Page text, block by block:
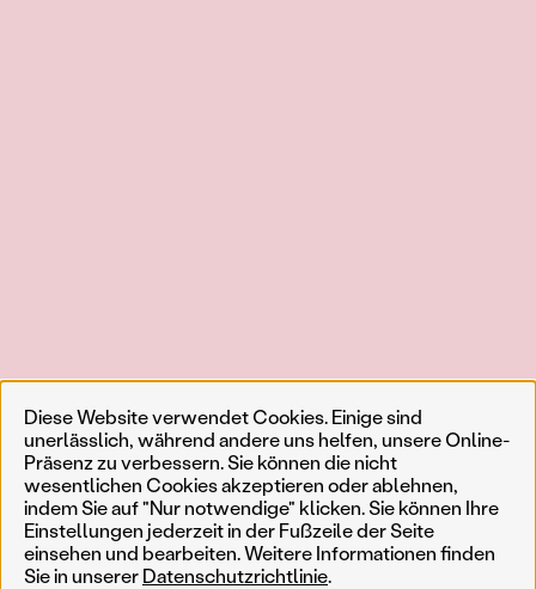
Diese Website verwendet Cookies. Einige sind
unerlässlich, während andere uns helfen, unsere Online-
Präsenz zu verbessern. Sie können die nicht
wesentlichen Cookies akzeptieren oder ablehnen,
indem Sie auf "Nur notwendige" klicken. Sie können Ihre
Einstellungen jederzeit in der Fußzeile der Seite
einsehen und bearbeiten. Weitere Informationen finden
Sie in unsererDatenschutzrichtlinie.